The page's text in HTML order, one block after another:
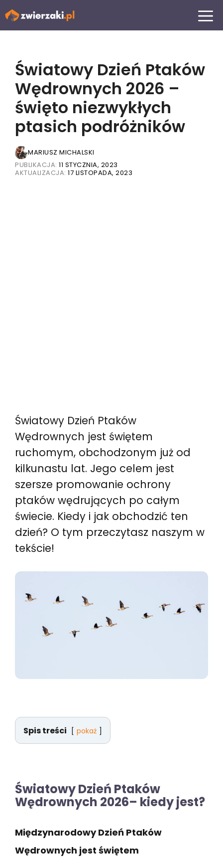
Przejdź
MENU
Światowy Dzień Ptaków
Wędrownych 2026 –
święto niezwykłych
ptasich podróżników
MARIUSZ MICHALSKI
PUBLIKACJA: 11 STYCZNIA, 2023
AKTUALIZACJA: 17 LISTOPADA, 2023
Światowy Dzień Ptaków
Wędrownych jest świętem
ruchomym, obchodzonym już od
kilkunastu lat. Jego celem jest
szersze promowanie ochrony
ptaków wędrujących po całym
świecie. Kiedy i jak obchodzić ten
dzień? O tym przeczytasz naszym w
tekście!
Spis treści pokaż
Światowy Dzień Ptaków
Wędrownych 2026– kiedy jest?
Międzynarodowy Dzień Ptaków
Wędrownych jest świętem